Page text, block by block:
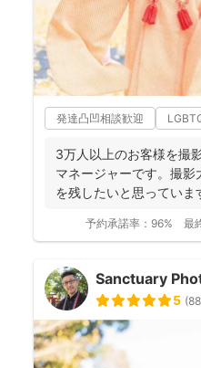
発達凸凹相談歓迎
3万人以上のお客様を撮
マネージャーです。撮
を残したいと思ってい
予約承諾率： 96% 最
Sanctuary
5 (88